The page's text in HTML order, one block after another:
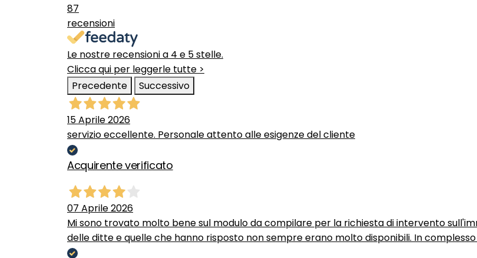
87
recensioni
Le nostre recensioni a 4 e 5 stelle.
Clicca qui per leggerle tutte >
Precedente
Successivo
15 Aprile 2026
servizio eccellente. Personale attento alle esigenze del cliente
Acquirente verificato
07 Aprile 2026
Mi sono trovato molto bene sul modulo da compilare per la richiesta di intervento
delle ditte e quelle che hanno risposto non sempre erano molto disponibili. In